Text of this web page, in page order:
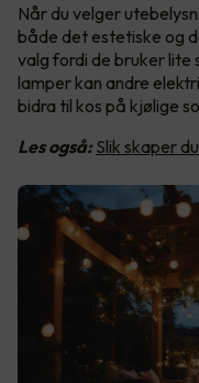
Når du velger
både det estetiske og
valg fordi de bruker lite
lamper kan andre
bidra til kos på kjølige
Les også: Slik skaper